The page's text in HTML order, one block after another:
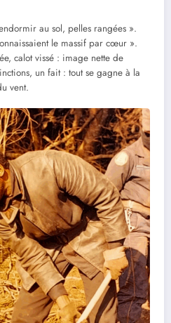
au sol, pelles rangées ».
le massif par cœur ».
calot vissé : image nette de
un fait : tout se gagne à la
vent.